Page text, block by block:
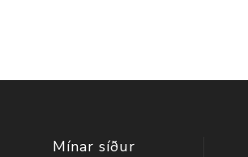
Mínar síður